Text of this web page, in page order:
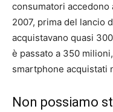
consumatori accedono
2007, prima del lancio
acquistavano quasi
è passato a 350
smartphone acquistati
Non possiamo